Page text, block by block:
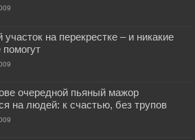
на перекрестке – и никакие
очередной пьяный мажор
на людей: к счастью, без трупов